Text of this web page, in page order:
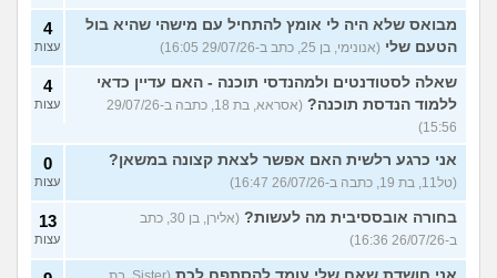
מבואס שלא היה לי אומץ להתחיל עם מישהי שהיא בול
הטעם שלי (אנונימי, בן 25, כתב ב-29/07/26 16:05)
4
עצות
שאלה לסטודנטים ולמהנדסי תוכנה - האם עדיין כדאי
ללמוד הנדסת תוכנה?
(אסראא, בת 18, כתבה ב-29/07/26
15:56)
4
עצות
אני כרגע רלשית האם אפשר לצאת קצונה במשאן?
(טל11, בת 19, כתבה ב-26/07/26 16:47)
0
עצות
בחורה אובססיבית מה לעשות?
(אלירן, בן 30, כתב
ב-26/07/26 16:36)
13
עצות